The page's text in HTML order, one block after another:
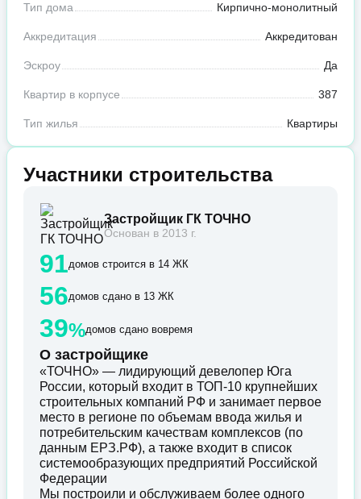
Тип дома Кирпично-монолитный
Аккредитация Аккредитован
Эскроу Да
Квартир в корпусе 387
Тип жилья Квартиры
Участники строительства
Застройщик ГК ТОЧНО
Основан в 2013 г.
91домов строится в 14 ЖК
56домов сдано в 13 ЖК
39%домов сдано вовремя
О застройщике
«ТОЧНО» — лидирующий девелопер Юга
России, который входит в ТОП-10 крупнейших
строительных компаний РФ и занимает первое
место в регионе по объемам ввода жилья и
потребительским качествам комплексов (по
данным ЕРЗ.РФ), а также входит в список
системообразующих предприятий Российской
Федерации
Мы построили и обслуживаем более одного